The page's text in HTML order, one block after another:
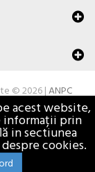
© 2026 |ANPC
acest website,
informații prin
in sectiunea
cookies.